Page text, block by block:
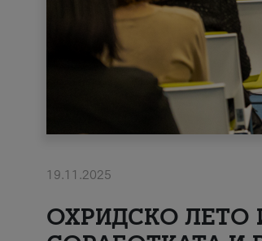
19.11.2025
ОХРИДСКО ЛЕТО